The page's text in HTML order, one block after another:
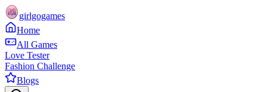
girlgogames
Home
All Games
Love Tester
Fashion Challenge
Blogs